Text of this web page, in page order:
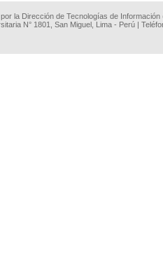
la Dirección de Tecnologías de
N° 1801, San Miguel, Lima - Perú |